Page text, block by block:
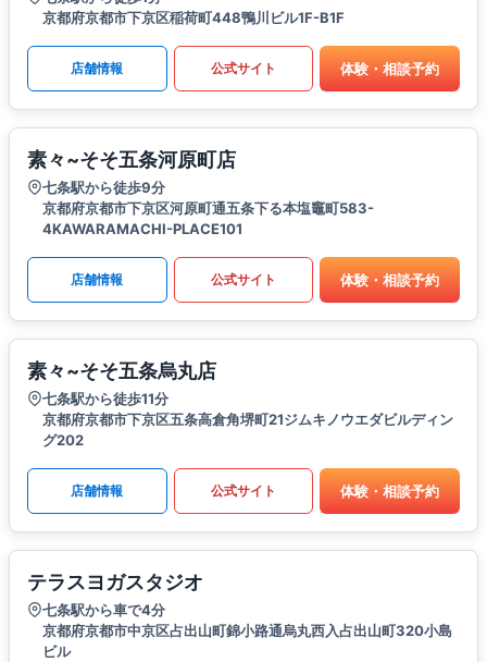
京都府京都市下京区稲荷町448鴨川ビル1F-B1F
店舗情報 公式サイト 体験・相談予約
素々~そそ五条河原町店
七条駅から徒歩9分
京都府京都市下京区河原町通五条下る本塩竈町583-
4KAWARAMACHI-PLACE101
店舗情報 公式サイト 体験・相談予約
素々~そそ五条烏丸店
七条駅から徒歩11分
京都府京都市下京区五条高倉角堺町21ジムキノウエダビルディン
グ202
店舗情報 公式サイト 体験・相談予約
テラスヨガスタジオ
七条駅から車で4分
京都府京都市中京区占出山町錦小路通烏丸西入占出山町320小島
ビル